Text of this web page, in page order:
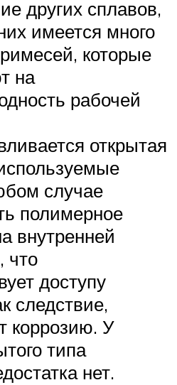
других сплавов,
имеется много
которые
на
рабочей
открытая
случае
полимерное
внутренней
что
доступу
следствие,
коррозию. У
типа
нет.